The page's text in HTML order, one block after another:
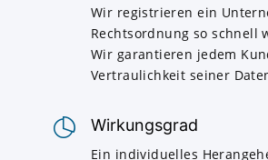
Wir registrieren ein
Rechtsordnung so schnell
Wir garantieren jedem
Vertraulichkeit seiner
Wirkungsgrad
Ein individuelles